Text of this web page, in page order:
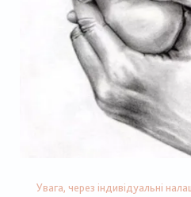
Увага, через індивідуальні